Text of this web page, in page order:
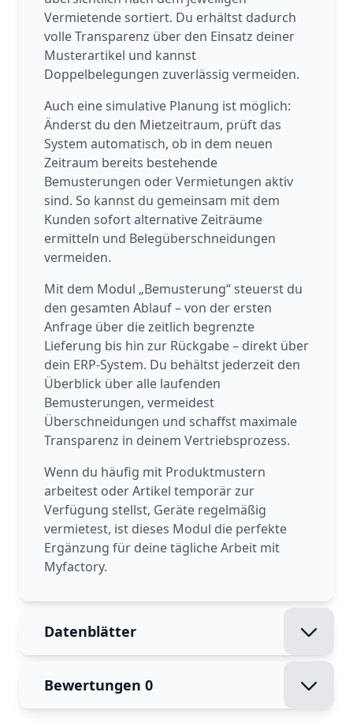
Vermietende sortiert. Du erhältst dadurch
volle Transparenz über den Einsatz deiner
Musterartikel und kannst
Doppelbelegungen zuverlässig vermeiden.
Auch eine simulative Planung ist möglich:
Änderst du den Mietzeitraum, prüft das
System automatisch, ob in dem neuen
Zeitraum bereits bestehende
Bemusterungen oder Vermietungen aktiv
sind. So kannst du gemeinsam mit dem
Kunden sofort alternative Zeiträume
ermitteln und Belegüberschneidungen
vermeiden.
Mit dem Modul „Bemusterung“ steuerst du
den gesamten Ablauf – von der ersten
Anfrage über die zeitlich begrenzte
Lieferung bis hin zur Rückgabe – direkt über
dein ERP-System. Du behältst jederzeit den
Überblick über alle laufenden
Bemusterungen, vermeidest
Überschneidungen und schaffst maximale
Transparenz in deinem Vertriebsprozess.
Wenn du häufig mit Produktmustern
arbeitest oder Artikel temporär zur
Verfügung stellst, Geräte regelmäßig
vermietest, ist dieses Modul die perfekte
Ergänzung für deine tägliche Arbeit mit
Myfactory.
Datenblätter
Bewertungen 0